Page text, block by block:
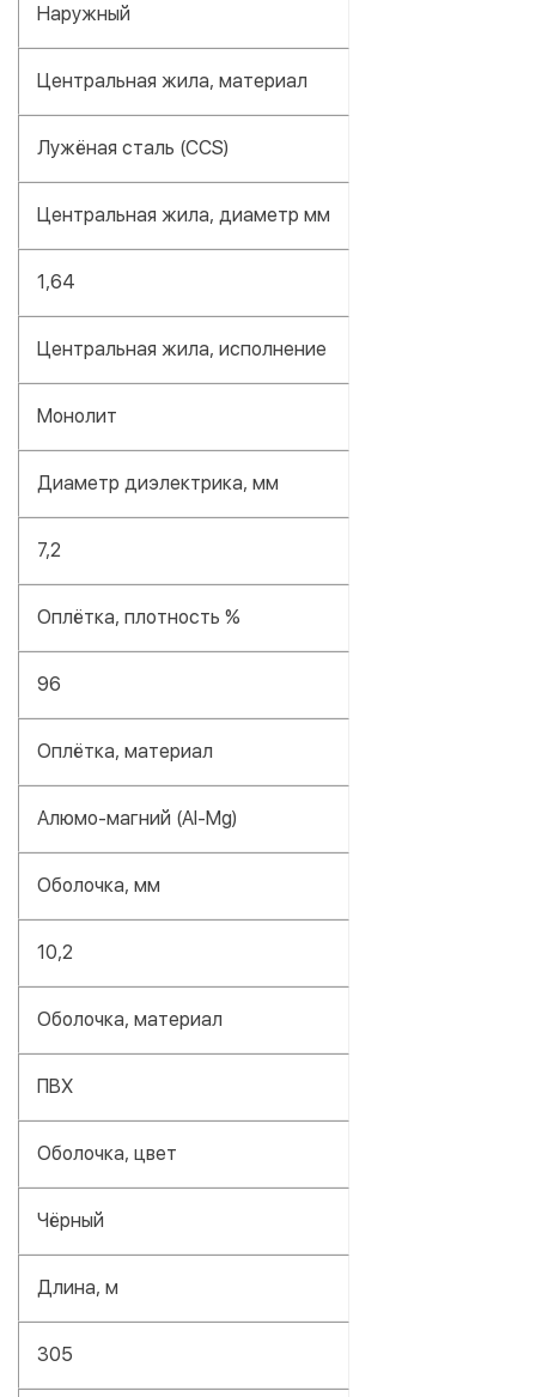
Наружный
Центральная жила, материал
Лужёная сталь (CCS)
Центральная жила, диаметр мм
1,64
Центральная жила, исполнение
Монолит
Диаметр диэлектрика, мм
7,2
Оплётка, плотность %
96
Оплётка, материал
Алюмо-магний (Al-Mg)
Оболочка, мм
10,2
Оболочка, материал
ПВХ
Оболочка, цвет
Чёрный
Длина, м
305